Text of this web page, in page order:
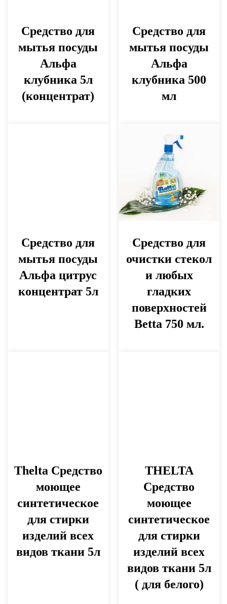
Средство для
мытья посуды
Альфа
клубника 5л
(концентрат)
Средство для
мытья посуды
Альфа
клубника 500
мл
Средство для
мытья посуды
Альфа цитрус
концентрат 5л
Средство для
очистки стекол
и любых
гладких
поверхностей
Betta 750 мл.
Thelta Средство
моющее
синтетическое
для стирки
изделий всех
видов ткани 5л
THELTA
Средство
моющее
синтетическое
для стирки
изделий всех
видов ткани 5л
( для белого)